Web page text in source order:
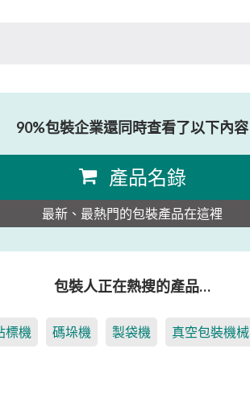
90%包裝企業還同時查看了以下內容
產品名錄
最新、最熱門的包裝產品在這裡
包裝人正在熱搜的產品…
標機 碼垛機 製袋機 真空包裝機械